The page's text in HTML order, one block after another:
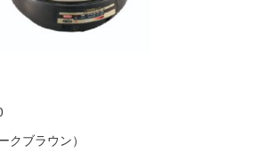
クブラウン）